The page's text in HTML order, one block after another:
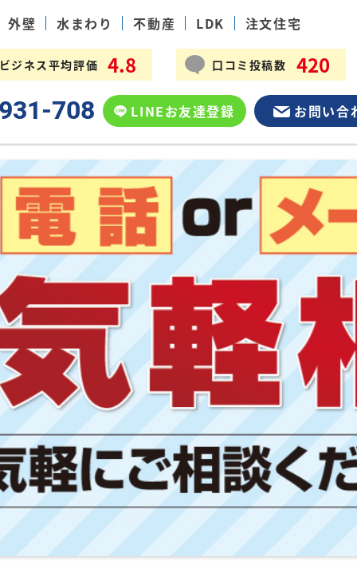
外壁 水まわり 不動産 LDK 注文住宅
ジネス平均評価 4.8 口コミ投稿数 420
708 LINEお友達登録 お問い合